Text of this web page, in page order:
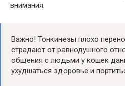
внимания.
Важно! Тонкинезы плохо
страдают от равнодушного
общения с людьми у кошек
ухудшаться здоровье и